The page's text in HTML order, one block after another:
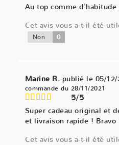
Au top comme d'habitude
Cet avis vous a-t-il été
Non 0
Marine R. publié le 05/12/
commande du 28/11/2021
5/5
Super cadeau original et
et livraison rapide ! Bravo
Cet avis vous a-t-il été